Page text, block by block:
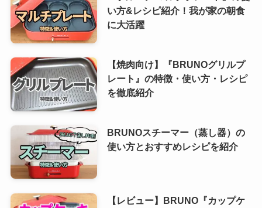
い方&レシピ紹介！我が家の朝食
に大活躍
【焼肉向け】『BRUNOグリルプ
レート』の特徴・使い方・レシピ
を徹底紹介
BRUNOスチーマー（蒸し器）の
使い方とおすすめレシピを紹介
【レビュー】BRUNO『カップケ